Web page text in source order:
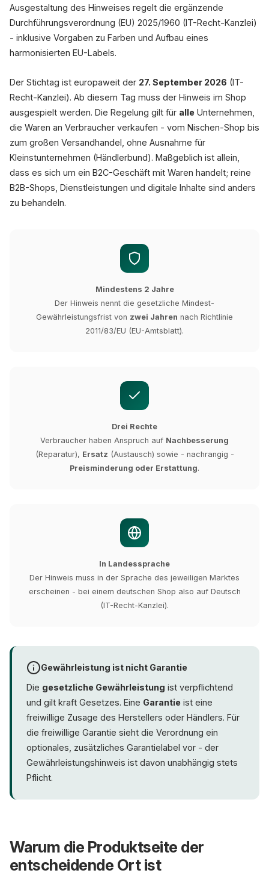
Ersatz (Austausch)
Sichtbar vor
Ausgestaltung des Hinweises regelt die ergänzende
Durchführungsverordnung (EU) 2025/1960 (IT-Recht-Kanzlei)
- inklusive Vorgaben zu Farben und Aufbau eines
harmonisierten EU-Labels.
Der Stichtag ist europaweit der 27. September 2026 (IT-
Recht-Kanzlei). Ab diesem Tag muss der Hinweis im Shop
ausgespielt werden. Die Regelung gilt für alle Unternehmen,
die Waren an Verbraucher verkaufen - vom Nischen-Shop bis
zum großen Versandhandel, ohne Ausnahme für
Kleinstunternehmen (Händlerbund). Maßgeblich ist allein,
dass es sich um ein B2C-Geschäft mit Waren handelt; reine
B2B-Shops, Dienstleistungen und digitale Inhalte sind anders
zu behandeln.
Mindestens 2 Jahre
Der Hinweis nennt die gesetzliche Mindest-
Gewährleistungsfrist von zwei Jahren nach Richtlinie
2011/83/EU (EU-Amtsblatt).
Drei Rechte
Verbraucher haben Anspruch auf Nachbesserung
(Reparatur), Ersatz (Austausch) sowie - nachrangig -
Preisminderung oder Erstattung.
In Landessprache
Der Hinweis muss in der Sprache des jeweiligen Marktes
erscheinen - bei einem deutschen Shop also auf Deutsch
(IT-Recht-Kanzlei).
Gewährleistung ist nicht Garantie
Die gesetzliche Gewährleistung ist verpflichtend
und gilt kraft Gesetzes. Eine Garantie ist eine
freiwillige Zusage des Herstellers oder Händlers. Für
die freiwillige Garantie sieht die Verordnung ein
optionales, zusätzliches Garantielabel vor - der
Gewährleistungshinweis ist davon unabhängig stets
Pflicht.
Warum die Produktseite der
entscheidende Ort ist